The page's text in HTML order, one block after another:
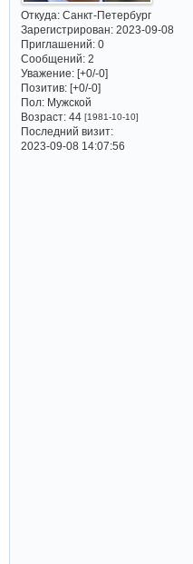
Откуда:Санкт-Петербург
Зарегистрирован: 2023-09-08
Приглашений:0
Сообщений:2
Уважение: [+0/-0]
Позитив: [+0/-0]
Пол:Мужской
Возраст:44 [1981-10-10]
Последний визит:
2023-09-08 14:07:56